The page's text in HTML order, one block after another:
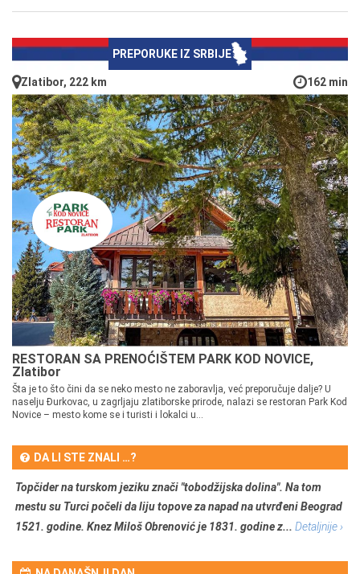
PREPORUKE IZ SRBIJE
Zlatibor, 222 km 162 min
RESTORAN SA PRENOĆIŠTEM PARK KOD NOVICE,
Zlatibor
Šta je to što čini da se neko mesto ne zaboravlja, već preporučuje dalje? U
naselju Đurkovac, u zagrljaju zlatiborske prirode, nalazi se restoran Park Kod
Novice – mesto kome se i turisti i lokalci u...
DA LI STE ZNALI …?
Topčider na turskom jeziku znači "tobodžijska dolina". Na tom
mestu su Turci počeli da liju topove za napad na utvrđeni Beograd
1521. godine. Knez Miloš Obrenović je 1831. godine z... Detaljnije ›